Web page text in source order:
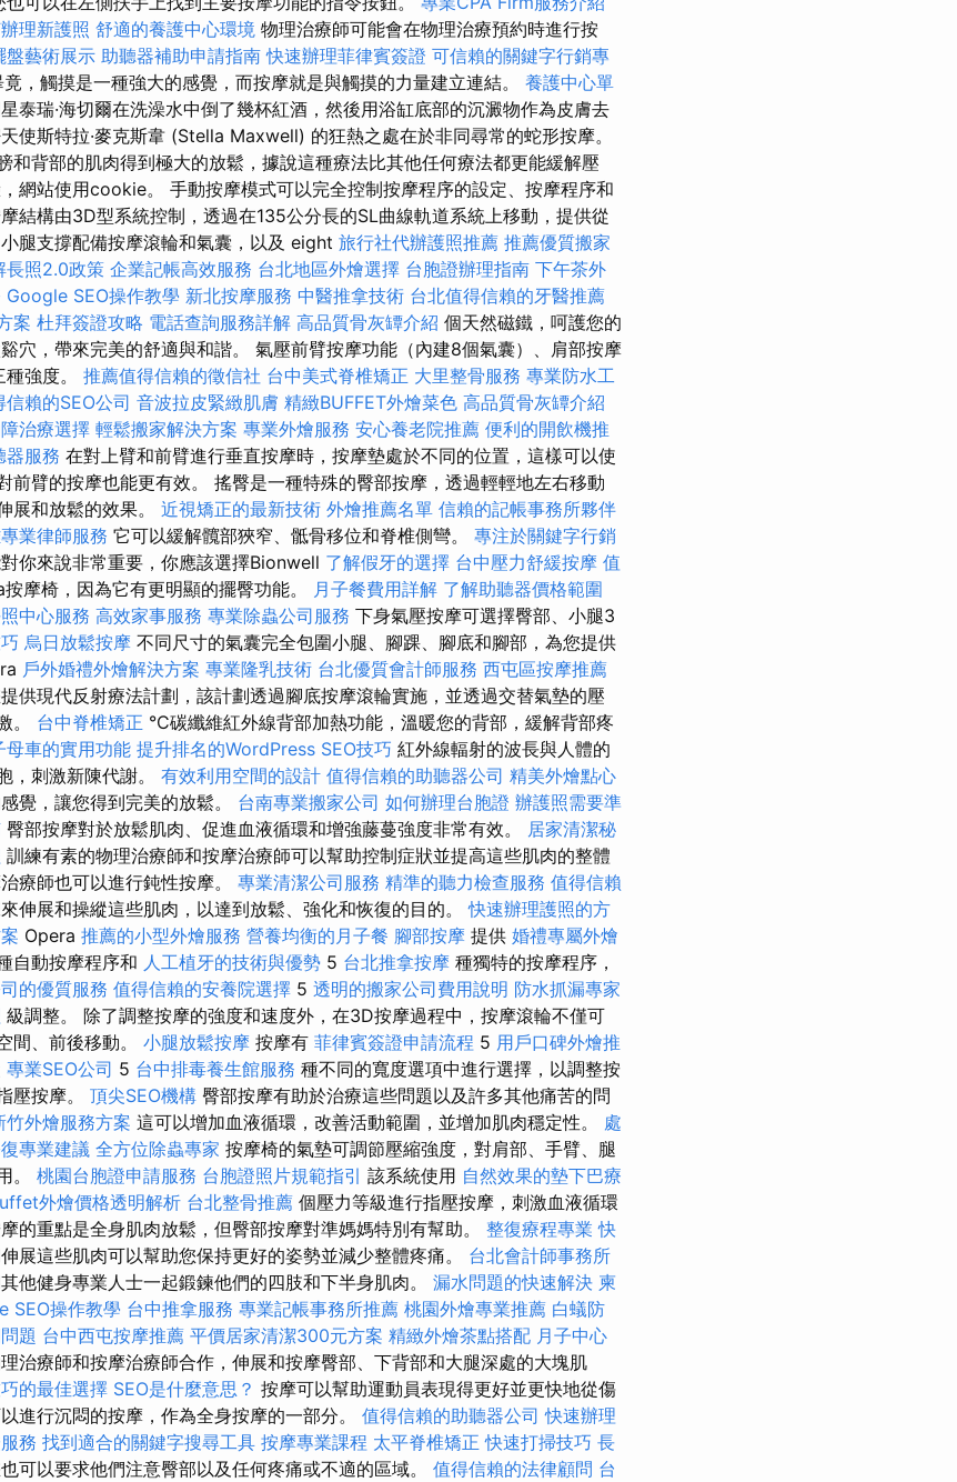
理新護照 舒適的養護中心環境 物理治療師可能會在物理治療預約時進行按
盤藝術展示 助聽器補助申請指南 快速辦理菲律賓簽證 可信賴的關鍵字行銷專
竟，觸摸是一種強大的感覺，而按摩就是與觸摸的力量建立連結。 養護中心單
泰瑞·海切爾在洗澡水中倒了幾杯紅酒，然後用浴缸底部的沉澱物作為皮膚去
使斯特拉·麥克斯韋 (Stella Maxwell) 的狂熱之處在於非同尋常的蛇形按摩。
和背部的肌肉得到極大的放鬆，據說這種療法比其他任何療法都更能緩解壓
網站使用cookie。 手動按摩模式可以完全控制按摩程序的設定、按摩程序和
結構由3D型系統控制，透過在135公分長的SL曲線軌道系統上移動，提供從
腿支撐配備按摩滾輪和氣囊，以及 eight 旅行社代辦護照推薦 推薦優質搬家
長照2.0政策 企業記帳高效服務 台北地區外燴選擇 台胞證辦理指南 下午茶外
Google SEO操作教學 新北按摩服務 中醫推拿技術 台北值得信賴的牙醫推薦
案 杜拜簽證攻略 電話查詢服務詳解 高品質骨灰罈介紹 個天然磁鐵，呵護您的
穴，帶來完美的舒適與和諧。 氣壓前臂按摩功能（內建8個氣囊）、肩部按摩
強度。 推薦值得信賴的徵信社 台中美式脊椎矯正 大里整骨服務 專業防水工
信賴的SEO公司 音波拉皮緊緻肌膚 精緻BUFFET外燴菜色 高品質骨灰罈介紹
治療選擇 輕鬆搬家解決方案 專業外燴服務 安心養老院推薦 便利的開飲機推
器服務 在對上臂和前臂進行垂直按摩時，按摩墊處於不同的位置，這樣可以使
前臂的按摩也能更有效。 搖臀是一種特殊的臀部按摩，透過輕輕地左右移動
展和放鬆的效果。 近視矯正的最新技術 外燴推薦名單 信賴的記帳事務所夥伴
業律師服務 它可以緩解髖部狹窄、骶骨移位和脊椎側彎。 專注於關鍵字行銷
你來說非常重要，你應該選擇Bionwell 了解假牙的選擇 台中壓力舒緩按摩 值
摩椅，因為它有更明顯的擺臀功能。 月子餐費用詳解 了解助聽器價格範圍
中心服務 高效家事服務 專業除蟲公司服務 下身氣壓按摩可選擇臀部、小腿3
烏日放鬆按摩 不同尺寸的氣囊完全包圍小腿、腳踝、腳底和腳部，為您提供
戶外婚禮外燴解決方案 專業隆乳技術 台北優質會計師服務 西屯區按摩推薦
供現代反射療法計劃，該計劃透過腳底按摩滾輪實施，並透過交替氣墊的壓
。 台中脊椎矯正 °C碳纖維紅外線背部加熱功能，溫暖您的背部，緩解背部疼
母車的實用功能 提升排名的WordPress SEO技巧 紅外線輻射的波長與人體的
，刺激新陳代謝。 有效利用空間的設計 值得信賴的助聽器公司 精美外燴點心
覺，讓您得到完美的放鬆。 台南專業搬家公司 如何辦理台胞證 辦護照需要準
臀部按摩對於放鬆肌肉、促進血液循環和增強藤蔓強度非常有效。 居家清潔秘
訓練有素的物理治療師和按摩治療師可以幫助控制症狀並提高這些肌肉的整體
療師也可以進行鈍性按摩。 專業清潔公司服務 精準的聽力檢查服務 值得信賴
伸展和操縱這些肌肉，以達到放鬆、強化和恢復的目的。快速辦理護照的方
Opera 推薦的小型外燴服務 營養均衡的月子餐 腳部按摩 提供 婚禮專屬外燴
自動按摩程序和 人工植牙的技術與優勢 5 台北推拿按摩 種獨特的按摩程序，
的優質服務 值得信賴的安養院選擇 5 透明的搬家公司費用說明 防水抓漏專家
級調整。 除了調整按摩的強度和速度外，在3D按摩過程中，按摩滾輪不僅可
間、前後移動。 小腿放鬆按摩 按摩有 菲律賓簽證申請流程 5 用戶口碑外燴推
專業SEO公司 5 台中排毒養生館服務 種不同的寬度選項中進行選擇，以調整按
壓按摩。 頂尖SEO機構 臀部按摩有助於治療這些問題以及許多其他痛苦的問
竹外燴服務方案 這可以增加血液循環，改善活動範圍，並增加肌肉穩定性。 處
專業建議 全方位除蟲專家 按摩椅的氣墊可調節壓縮強度，對肩部、手臂、腿
。 桃園台胞證申請服務 台胞證照片規範指引 該系統使用 自然效果的墊下巴療
外燴價格透明解析 台北整骨推薦 個壓力等級進行指壓按摩，刺激血液循環
的重點是全身肌肉放鬆，但臀部按摩對準媽媽特別有幫助。 整復療程專業 快
展這些肌肉可以幫助您保持更好的姿勢並減少整體疼痛。 台北會計師事務所
他健身專業人士一起鍛鍊他們的四肢和下半身肌肉。 漏水問題的快速解決 柬
SEO操作教學 台中推拿服務 專業記帳事務所推薦 桃園外燴專業推薦 白蟻防
題 台中西屯按摩推薦 平價居家清潔300元方案 精緻外燴茶點搭配 月子中心
治療師和按摩治療師合作，伸展和按摩臀部、下背部和大腿深處的大塊肌
的最佳選擇 SEO是什麼意思？ 按摩可以幫助運動員表現得更好並更快地從傷
進行沉悶的按摩，作為全身按摩的一部分。 值得信賴的助聽器公司 快速辦理
務 找到適合的關鍵字搜尋工具 按摩專業課程 太平脊椎矯正快速打掃技巧 長
可以要求他們注意臀部以及任何疼痛或不適的區域。 值得信賴的法律顧問 台